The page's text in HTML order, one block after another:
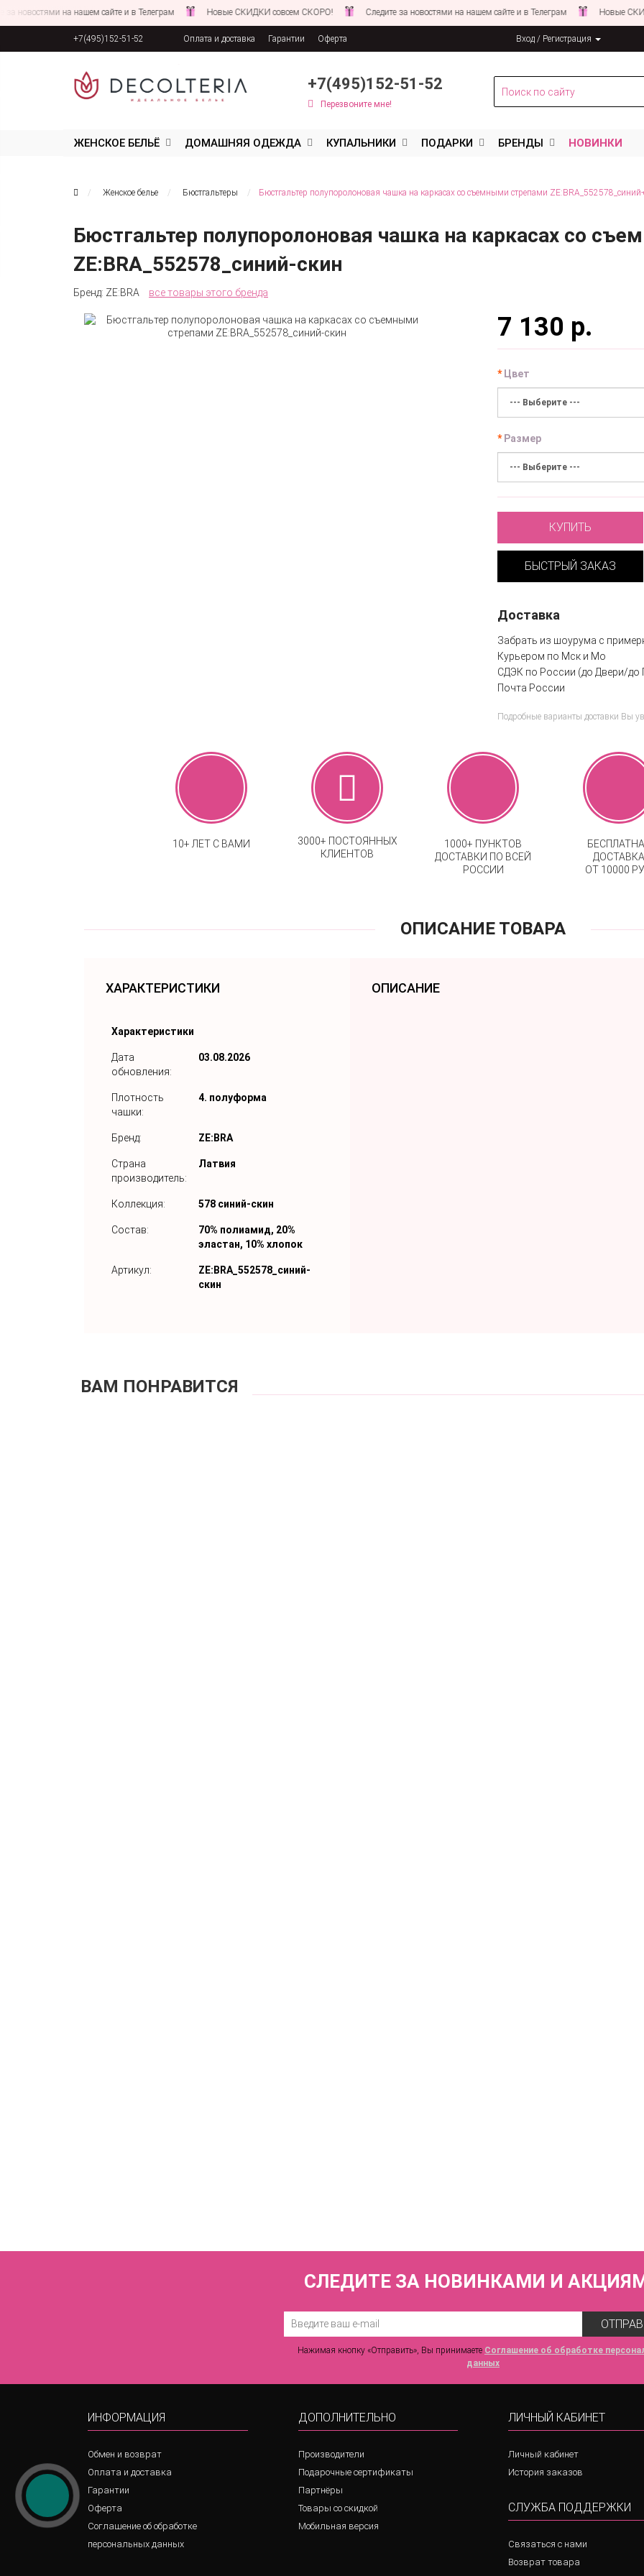
на нашем сайте и в Телеграм Новые СКИДКИ совсем СКОРО! Следите за новостями на нашем сайте и в Телеграм Новые СКИДКИ
+7(495)152-51-52 Оплата и доставка Гарантии Оферта Вход / Регистрация
+7(495)152-51-52
Перезвоните мне!
ЖЕНСКОЕ БЕЛЬЁ ДОМАШНЯЯ ОДЕЖДА КУПАЛЬНИКИ ПОДАРКИ БРЕНДЫ НОВИНКИ
Женское белье Бюстгальтеры Бюстгальтер полупоролоновая чашка на каркасах со съемными стрепами
Бюстгальтер полупоролоновая чашка на каркасах со
ZE:BRA_552578_синий-скин
Бренд: ZE:BRA все товары этого бренда
7 130 р.
Цвет
Размер
КУПИТЬ
БЫСТРЫЙ ЗАКАЗ
Доставка
Забрать из шоурума с
Курьером по Мск и Мо
СДЭК по России (до Двери/до
Почта России
Подробные варианты доставки Вы
10+ ЛЕТ С ВАМИ
3000+ ПОСТОЯННЫХ
КЛИЕНТОВ
1000+ ПУНКТОВ
ДОСТАВКИ ПО ВСЕЙ
РОССИИ
ДОСТАВКА
ОТ 10000
ОПИСАНИЕ ТОВАРА
ХАРАКТЕРИСТИКИ
Характеристики
Дата
обновления:
03.08.2026
Плотность
чашки:
4. полуформа
Бренд: ZE:BRA
Страна
производитель:
Латвия
Коллекция: 578 синий-скин
Состав:
70% полиамид, 20%
эластан, 10% хлопок
Артикул:
ZE:BRA_552578_синий-
скин
ОПИСАНИЕ
ВАМ ПОНРАВИТСЯ
СЛЕДИТЕ ЗА НОВИНКАМИ И
Нажимая кнопку «Отправить», Вы принимаете Соглашение об обработке
данных
ИНФОРМАЦИЯ
Обмен и возврат
Оплата и доставка
Гарантии
Оферта
Соглашение об обработке
персональных данных
ДОПОЛНИТЕЛЬНО
Производители
Подарочные сертификаты
Партнёры
Товары со скидкой
Мобильная версия
ЛИЧНЫЙ КАБИНЕТ
Личный кабинет
История заказов
СЛУЖБА ПОДДЕРЖКИ
Связаться с нами
Возврат товара